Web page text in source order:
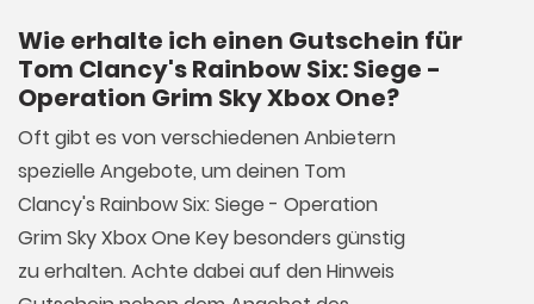
Wie erhalte ich einen Gutschein für
Tom Clancy's Rainbow Six: Siege -
Operation Grim Sky Xbox One?
Oft gibt es von verschiedenen Anbietern
spezielle Angebote, um deinen Tom
Clancy's Rainbow Six: Siege - Operation
Grim Sky Xbox One Key besonders günstig
zu erhalten. Achte dabei auf den Hinweis